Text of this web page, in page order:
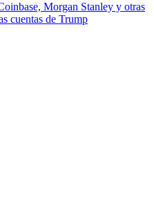
Morgan Stanley y otras
cuentas de Trump